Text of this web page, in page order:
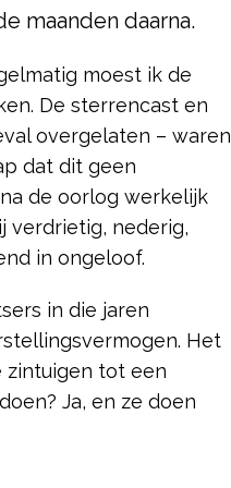
maanden daarna.
moest ik de
De sterrencast en
overgelaten – waren
dat dit geen
de oorlog werkelijk
verdrietig, nederig,
in ongeloof.
in die jaren
Het
zintuigen tot een
Ja, en ze doen